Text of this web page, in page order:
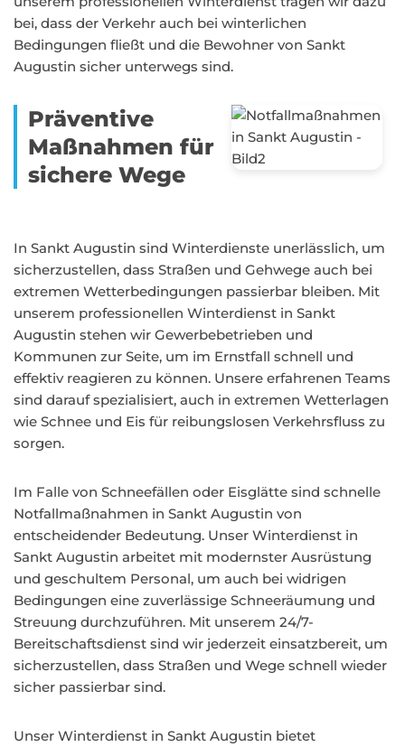
bei, dass der Verkehr auch bei winterlichen
Bedingungen fließt und die Bewohner von Sankt
Augustin sicher unterwegs sind.
Präventive
Maßnahmen für
sichere Wege
In Sankt Augustin sind Winterdienste unerlässlich, um
sicherzustellen, dass Straßen und Gehwege auch bei
extremen Wetterbedingungen passierbar bleiben. Mit
unserem professionellen Winterdienst in Sankt
Augustin stehen wir Gewerbebetrieben und
Kommunen zur Seite, um im Ernstfall schnell und
effektiv reagieren zu können. Unsere erfahrenen Teams
sind darauf spezialisiert, auch in extremen Wetterlagen
wie Schnee und Eis für reibungslosen Verkehrsfluss zu
sorgen.
Im Falle von Schneefällen oder Eisglätte sind schnelle
Notfallmaßnahmen in Sankt Augustin von
entscheidender Bedeutung. Unser Winterdienst in
Sankt Augustin arbeitet mit modernster Ausrüstung
und geschultem Personal, um auch bei widrigen
Bedingungen eine zuverlässige Schneeräumung und
Streuung durchzuführen. Mit unserem 24/7-
Bereitschaftsdienst sind wir jederzeit einsatzbereit, um
sicherzustellen, dass Straßen und Wege schnell wieder
sicher passierbar sind.
Unser Winterdienst in Sankt Augustin bietet